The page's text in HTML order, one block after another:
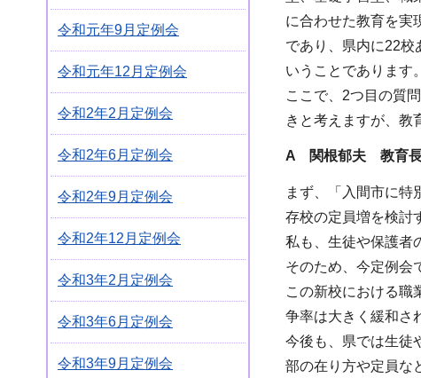
令和元年9月定例会
令和元年12月定例会
令和2年2月定例会
令和2年6月定例会
令和2年9月定例会
令和2年12月定例会
令和3年2月定例会
令和3年6月定例会
令和3年9月定例会
に合わせた教育を実
であり、県内に22校
いうことであります。
ここで、2つ目の質
きと考えますが、教
A 関根郁夫 教育
まず、「入間市に特
存校の定員増を検討
私も、生徒や保護者
そのため、今定例会
この新校における職
争率は大きく緩和さ
今後も、県では生徒
部の在り方や定員な